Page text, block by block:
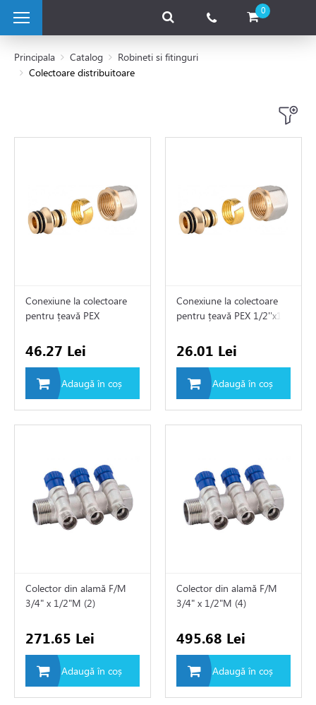
pe gaz
de caldura
de aer conditionat
si fitinguri
0
Principala Catalog
Robineti si fitinguri
Colectoare distribuitoare
Conexiune la colectoare
pentru țeavă PEX
46.27 Lei
Adaugă în coș
Conexiune la colectoare
pentru țeavă PEX 1/2''x16
26.01 Lei
Adaugă în coș
Colector din alamă F/M
3/4" х 1/2"M (2)
271.65 Lei
Adaugă în coș
Colector din alamă F/M
3/4" х 1/2"M (4)
495.68 Lei
Adaugă în coș